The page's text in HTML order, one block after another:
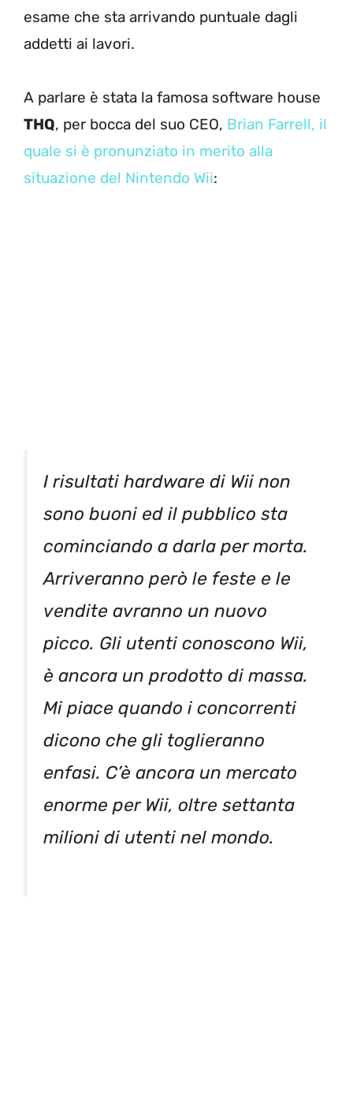
esame che sta arrivando puntuale dagli
addetti ai lavori.
A parlare è stata la famosa software house
THQ, per bocca del suo CEO, Brian Farrell, il
quale si è pronunziato in merito alla
situazione del Nintendo Wii:
I risultati hardware di Wii non
sono buoni ed il pubblico sta
cominciando a darla per morta.
Arriveranno però le feste e le
vendite avranno un nuovo
picco. Gli utenti conoscono Wii,
è ancora un prodotto di massa.
Mi piace quando i concorrenti
dicono che gli toglieranno
enfasi. C’è ancora un mercato
enorme per Wii, oltre settanta
milioni di utenti nel mondo.